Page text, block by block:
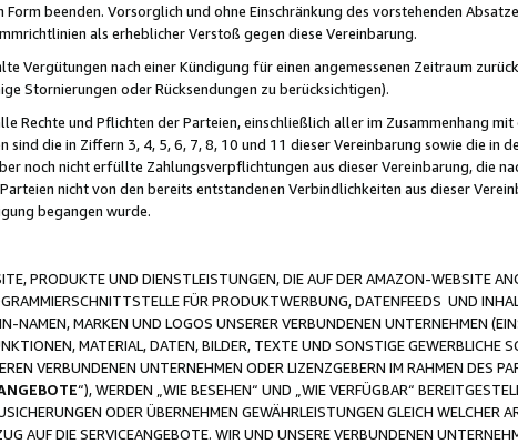
beenden. Vorsorglich und ohne Einschränkung des vorstehenden
als erheblicher Verstoß gegen diese Vereinbarung.
Vergütungen nach einer Kündigung für einen angemessenen Zeitraum
Stornierungen oder Rücksendungen zu berücksichtigen).
Rechte und Pflichten der Parteien, einschließlich aller im Zusammenhang
sind die in Ziffern 3, 4, 5, 6, 7, 8, 10 und 11 dieser Vereinbarung sowie die in
noch nicht erfüllte Zahlungsverpflichtungen aus dieser Vereinbarung, die
nicht von den bereits entstandenen Verbindlichkeiten aus dieser
begangen wurde.
PRODUKTE UND DIENSTLEISTUNGEN, DIE AUF DER AMAZON-WEBSITE
FÜR PRODUKTWERBUNG, DATENFEEDS UND
NAMEN, MARKEN UND LOGOS UNSERER VERBUNDENEN UNTERNEHMEN
MATERIAL, DATEN, BILDER, TEXTE UND SONSTIGE GEWERBLICHE
VERBUNDENEN UNTERNEHMEN ODER LIZENZGEBERN IM RAHMEN DES
“), WERDEN „WIE BESEHEN“ UND „WIE VERFÜGBAR“
ODER ÜBERNEHMEN GEWÄHRLEISTUNGEN GLEICH WELCHER
AUF DIE SERVICEANGEBOTE. WIR UND UNSERE VERBUNDENEN